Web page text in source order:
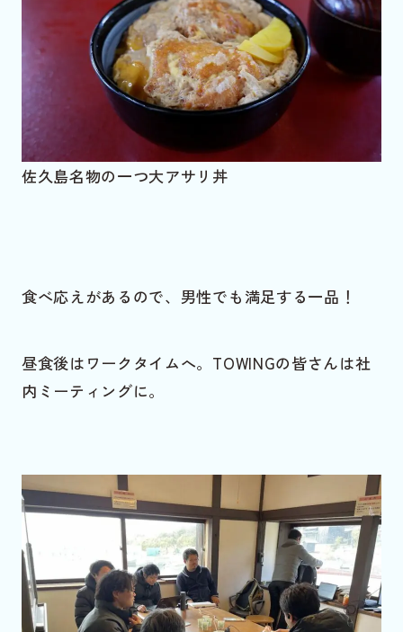
佐久島名物の一つ大アサリ丼
食べ応えがあるので、男性でも満足する一品！
昼食後はワークタイムへ。TOWINGの皆さんは社
内ミーティングに。